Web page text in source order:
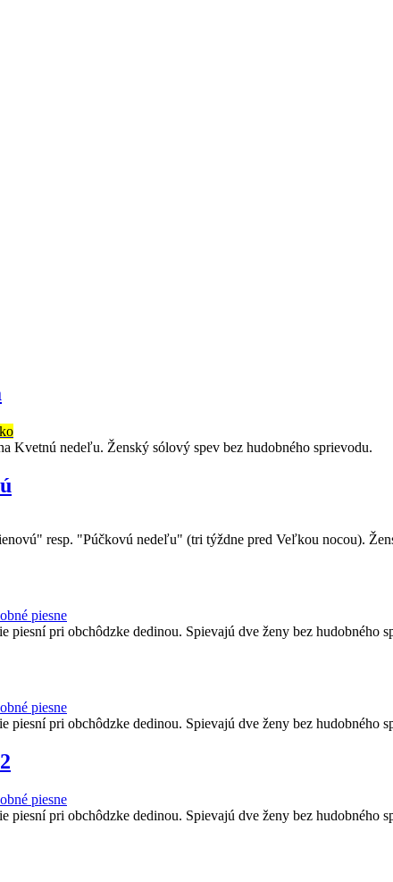
Kvetnú nedeľu. Ženský sólový spev bez hudobného sprievodu.
resp. "Púčkovú nedeľu" (tri týždne pred Veľkou nocou).
piesne
pri obchôdzke dedinou. Spievajú dve ženy bez hudobného
piesne
pri obchôdzke dedinou. Spievajú dve ženy bez hudobného
piesne
pri obchôdzke dedinou. Spievajú dve ženy bez hudobného